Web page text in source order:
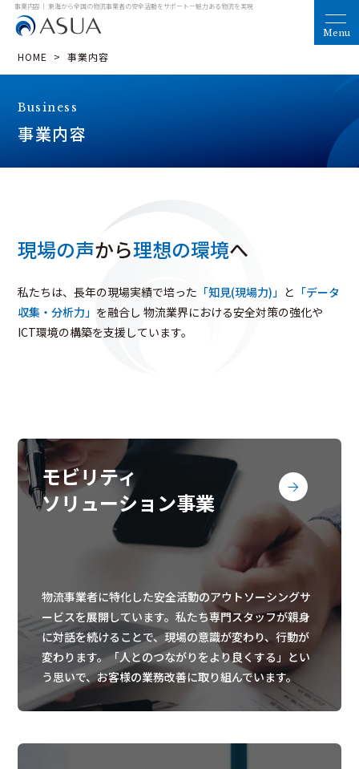
事業内容｜ 東海から全国の物流事業者の安全活動をサポート－魅力ある物流を実現
HOME > 事業内容
Business
事業内容
現場の声から理想の環境へ
私たちは、長年の現場実績で培った 「知見(現場力)」 と 「データ
収集・分析力」 を融合し 物流業界における安全対策の強化や
ICT環境の構築を支援しています。
モビリティ
ソリューション事業
物流事業者に特化した安全活動のアウトソーシングサ
ービスを展開しています。私たち専門スタッフが親身
に対話を続けることで、現場の意識が変わり、行動が
変わります。「人とのつながりをより良くする」とい
う思いで、お客様の業務改善に取り組んでいます。